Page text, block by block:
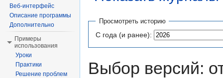
Просмотреть историю
С года (и ранее):
Выбор версий:
Веб-интерфейс
Описание программы
Дополнительно
Примеры
использования
Уроки
Практики
Решение проблем